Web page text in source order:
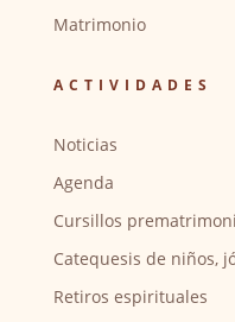
Matrimonio
ACTIVIDADES
Noticias
Agenda
Cursillos
Catequesis de niños,
Retiros espirituales